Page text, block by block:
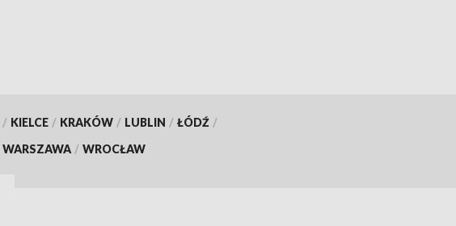
/ KIELCE / KRAKÓW / LUBLIN / ŁÓDŹ /
WARSZAWA / WROCŁAW